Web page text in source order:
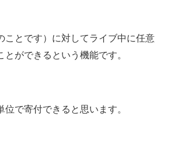
ことです）に対してライブ中に任意
ができるという機能です。
位で寄付できると思います。